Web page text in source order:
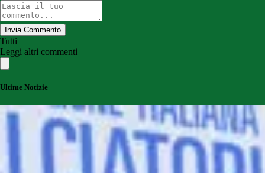
Invia Commento
Tutti
Leggi altri commenti
Ultime Notizie